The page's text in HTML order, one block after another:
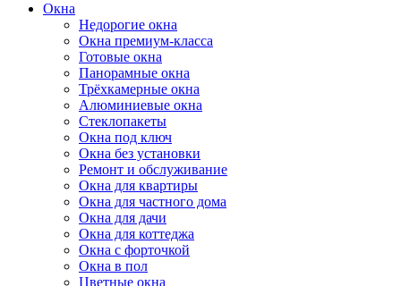
Окна
Недорогие окна
Окна премиум-класса
Готовые окна
Панорамные окна
Трёхкамерные окна
Алюминиевые окна
Стеклопакеты
Окна под ключ
Окна без установки
Ремонт и обслуживание
Окна для квартиры
Окна для частного дома
Окна для дачи
Окна для коттеджа
Окна с форточкой
Окна в пол
Цветные окна